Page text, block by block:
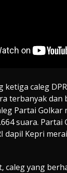
ketiga caleg
terbanyak dan
Partai
suara. Partai
dapil Kepri
caleg yang